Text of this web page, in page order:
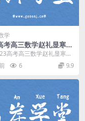
学
考高三数学赵礼显寒假
网盘分享
考高三数学赵礼显寒假
网盘分享高考数学课程22.
频... 6 9.9